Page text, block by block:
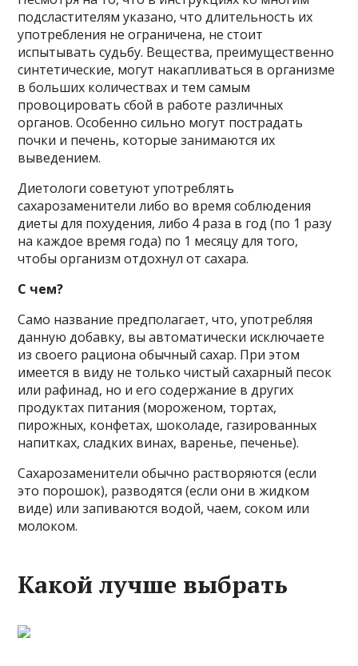
подсластителям указано, что длительность их
употребления не ограничена, не стоит
испытывать судьбу. Вещества, преимущественно
синтетические, могут накапливаться в организме
в больших количествах и тем самым
провоцировать сбой в работе различных
органов. Особенно сильно могут пострадать
почки и печень, которые занимаются их
выведением.
Диетологи советуют употреблять
сахарозаменители либо во время соблюдения
диеты для похудения, либо 4 раза в год (по 1 разу
на каждое время года) по 1 месяцу для того,
чтобы организм отдохнул от сахара.
С чем?
Само название предполагает, что, употребляя
данную добавку, вы автоматически исключаете
из своего рациона обычный сахар. При этом
имеется в виду не только чистый сахарный песок
или рафинад, но и его содержание в других
продуктах питания (мороженом, тортах,
пирожных, конфетах, шоколаде, газированных
напитках, сладких винах, варенье, печенье).
Сахарозаменители обычно растворяются (если
это порошок), разводятся (если они в жидком
виде) или запиваются водой, чаем, соком или
молоком.
Какой лучше выбрать